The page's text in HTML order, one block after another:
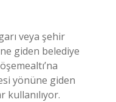
veya şehir
giden belediye
yönüne giden
kullanılıyor.